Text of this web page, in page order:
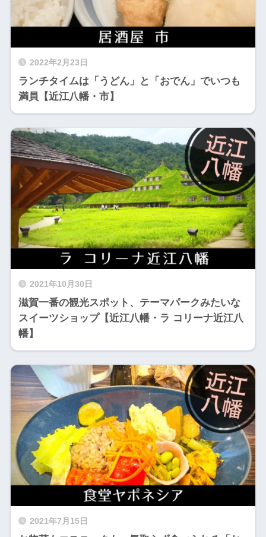
2022年2月23日
ランチタイムは「うどん」と「おでん」でいつも
満員【近江八幡・市】
2021年10月30日
滋賀一番の観光スポット、テーマパークみたいな
スイーツショップ【近江八幡・ラ コリーナ近江八
幡】
2021年7月15日